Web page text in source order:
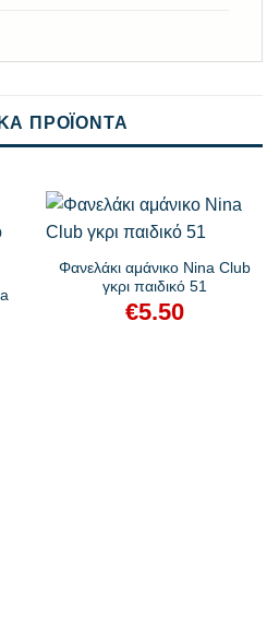
ΠΡΟΪΌΝΤΑ
Φανελάκι αμάνικο Nina Club
γκρι παιδικό 51
€5.50